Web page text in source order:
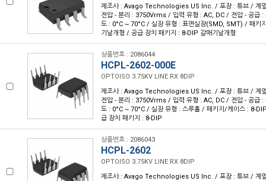
제조사 : Avago Technologies US Inc. / 포장 : 튜브 / 계
전압 - 분리 : 3750Vrms / 입력 유형 : AC, DC / 전압 - 공급
도 : 0°C ~ 70°C / 실장 유형 : 표면실장(SMD, SMT) / 패키
기날개형 / 공급 장치 패키지 : 8-DIP 갈매기날개형
상품번호 : 2086044
HCPL-2602-000E
OPTOISO 3.75KV LINE RX 8DIP
제조사 : Avago Technologies US Inc. / 포장 : 튜브 / 계
전압 - 분리 : 3750Vrms / 입력 유형 : AC, DC / 전압 - 공급
도 : 0°C ~ 70°C / 실장 유형 : 스루홀 / 패키지/케이스 : 8-
급 장치 패키지 : 8-DIP
상품번호 : 2086043
HCPL-2602
OPTOISO 3.75KV LINE RX 8DIP
제조사 : Avago Technologies US Inc. / 포장 : 튜브 / 계